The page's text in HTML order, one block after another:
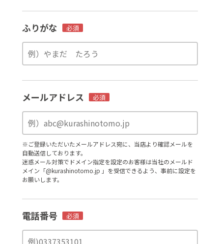
ふりがな 必須
メールアドレス 必須
※ご登録いただいたメールアドレス宛に、当店より確認メールを
自動送信しております。
迷惑メール対策でドメイン指定を設定のお客様は当社のメールド
メイン「@kurashinotomo.jp 」を受信できるよう、事前に設定を
お願いします。
電話番号 必須